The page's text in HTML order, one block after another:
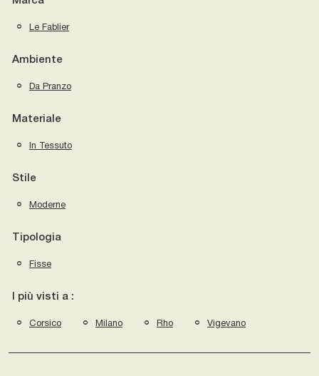
Le Fablier
Ambiente
Da Pranzo
Materiale
In Tessuto
Stile
Moderne
Tipologia
Fisse
I più visti a :
Corsico Milano Rho Vigevano